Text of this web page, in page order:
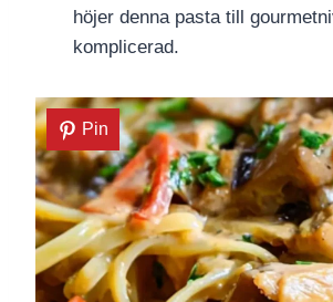
höjer denna pasta till
komplicerad.
Pin